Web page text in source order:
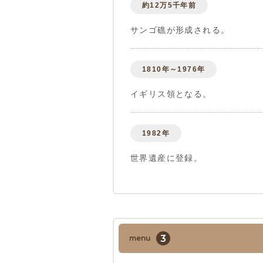
約12万5千年前
サンゴ礁が形成される。
1810年～1976年
イギリス領となる。
1982年
世界遺産に登録。
menu 3